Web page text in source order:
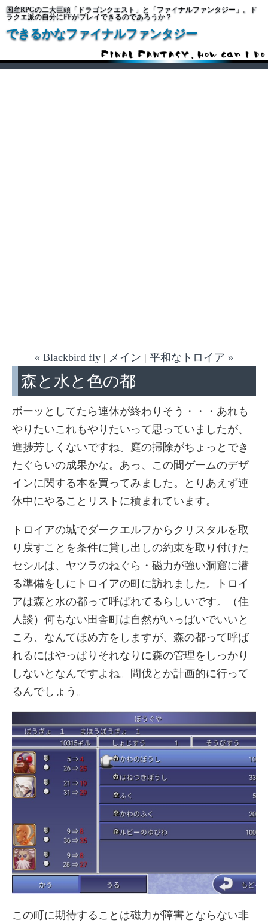
国産RPGの二大巨頭「ドラゴンクエスト」と「ファイナルファンタジー」。ド
ラクエ派の自分にFFがプレイできるのであろうか？
できるかなファイナルファンタジー
« Blackbird fly | メイン | 平和なトロイア »
森と水と色の都
ボーッとしてたら連休が終わりそう・・・あれも
やりたいこれもやりたいって思っていましたが、
進捗芳しくないですね。庭の掃除がちょっとでき
たぐらいの成果かな。あっ、この間ゲームのデザ
インに関する本を買ってみました。とりあえず連
休中にやることリストに積まれています。
トロイアの城でダークエルフからクリスタルを取
り戻すことを条件に貸し出しの約束を取り付けた
セシルは、ヤツラのねぐら・磁力が強い洞窟に潜
る準備をしにトロイアの町に訪れました。トロイ
アは森と水の都って呼ばれてるらしいです。（住
人談）何もない田舎町は自然がいっぱいでいいと
ころ、なんてほめ方をしますが、森の都って呼ば
れるにはやっぱりそれなりに森の管理をしっかり
しないとなんですよね。間伐とか計画的に行って
るんでしょう。
この町に期待することは磁力が障害とならない非